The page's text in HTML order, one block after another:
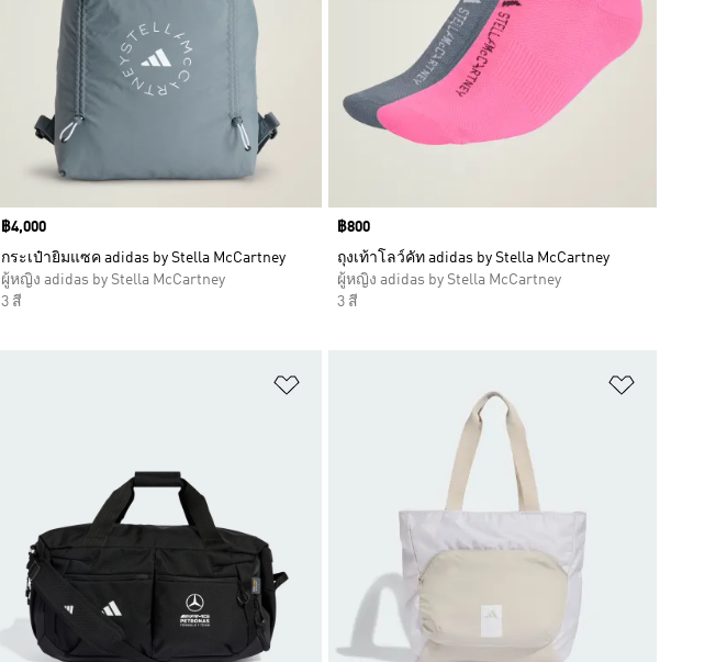
Price
฿4,000
กระเป๋ายิมแซค adidas by Stella McCartney
ผู้หญิง adidas by Stella McCartney
3 สี
Price
฿800
ถุงเท้าโลว์คัท adidas by Stella McCartney
ผู้หญิง adidas by Stella McCartney
3 สี